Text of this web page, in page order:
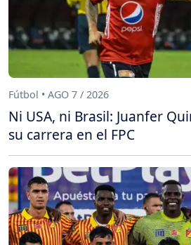
Fútbol • AGO 7 / 2026
Ni USA, ni Brasil: Juanfer
su carrera en el FPC